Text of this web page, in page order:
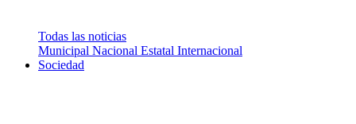
Todas las noticias
Municipal Nacional Estatal Internacional
Sociedad